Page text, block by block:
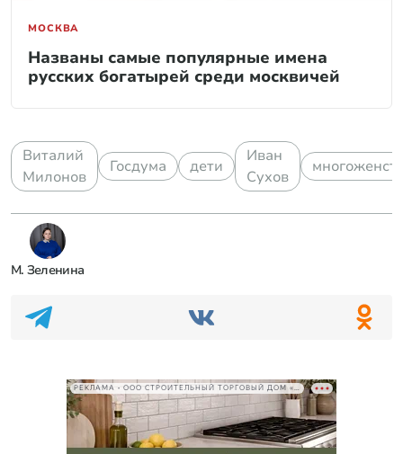
МОСКВА
Названы самые популярные имена
русских богатырей среди москвичей
Виталий
Милонов
Госдума дети
Иван
Сухов
М. Зеленина
РЕКЛАМА • ООО СТРОИТЕЛЬНЫЙ ТОРГОВЫЙ ДОМ «ПЕТРОВИЧ», ИНН 7802348846